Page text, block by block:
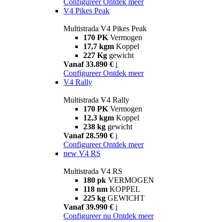
V4 Pikes Peak
Multistrada V4 Pikes Peak
170 PK Vermogen
17,7 kgm Koppel
227 Kg gewicht
Vanaf 33.890 € i
Configureer Ontdek meer
V4 Rally
Multistrada V4 Rally
170 PK Vermogen
12,3 kgm Koppel
238 kg gewicht
Vanaf 28.590 € i
Configureer Ontdek meer
new V4 RS
Multistrada V4 RS
180 pk VERMOGEN
118 nm KOPPEL
225 kg GEWICHT
Vanaf 39.990 € i
Configureer nu Ontdek meer